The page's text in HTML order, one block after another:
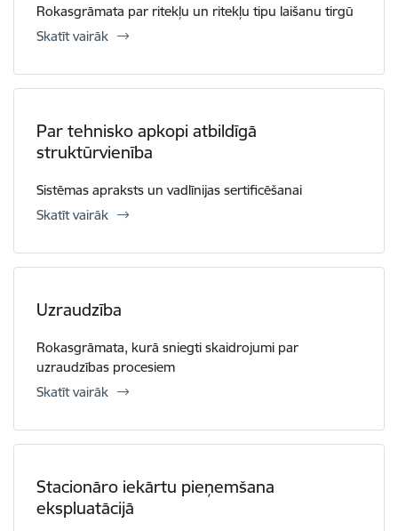
Rokasgrāmata par ritekļu un ritekļu tipu laišanu tirgū
Skatīt vairāk
Par tehnisko apkopi atbildīgā
struktūrvienība
Sistēmas apraksts un vadlīnijas sertificēšanai
Skatīt vairāk
Uzraudzība
Rokasgrāmata, kurā sniegti skaidrojumi par
uzraudzības procesiem
Skatīt vairāk
Stacionāro iekārtu pieņemšana
ekspluatācijā